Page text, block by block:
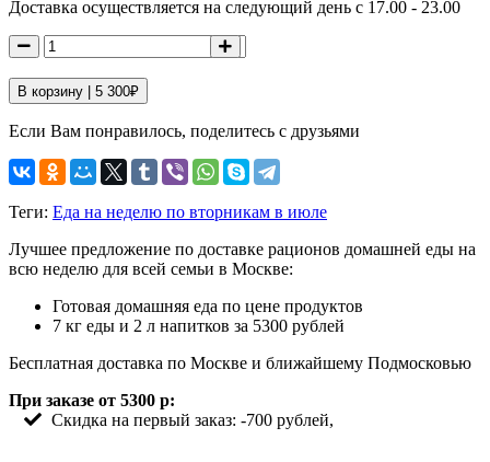
Доставка осуществляется на следующий день с 17.00 - 23.00
В корзину | 5 300₽
Если Вам понравилось, поделитесь с друзьями
Теги: Еда на неделю по вторникам в июле
Лучшее предложение по доставке рационов домашней еды на
всю неделю для всей семьи в Москве:
Готовая домашняя еда по цене продуктов
7 кг еды и 2 л напитков за 5300 рублей
Бесплатная доставка по Москве и ближайшему Подмосковью
При заказе от 5300 р:
Скидка на первый заказ: -700 рублей,